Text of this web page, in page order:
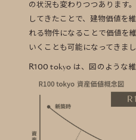
の状況も変わりつつあります
してきたことで、建物価値を
れる物件になることで価値を
いくことも可能になってきまし
R100 tokyo は、図のような